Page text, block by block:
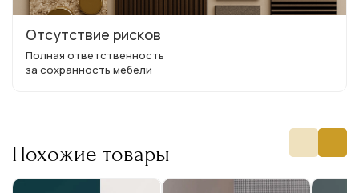
Отсутствие рисков
Полная ответственность
за сохранность мебели
Похожие товары